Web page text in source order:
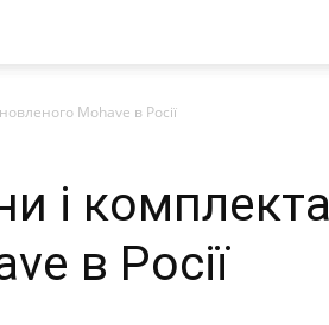
Mohave в Росії
і
в Росії